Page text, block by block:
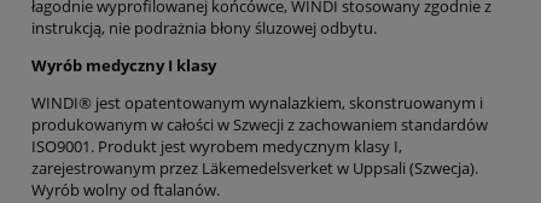
łagodnie wyprofilowanej końcówce, WINDI stosowany zgodnie z
instrukcją, nie podrażnia błony śluzowej odbytu.
Wyrób medyczny I klasy
WINDI® jest opatentowanym wynalazkiem, skonstruowanym i
produkowanym w całości w Szwecji z zachowaniem standardów
ISO9001. Produkt jest wyrobem medycznym klasy I,
zarejestrowanym przez Läkemedelsverket w Uppsali (Szwecja).
Wyrób wolny od ftalanów.